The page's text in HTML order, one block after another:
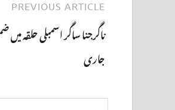
PREVIOUS ARTICLE
ناگرجنا ساگر اسمبلی حلقہ میں
جاری